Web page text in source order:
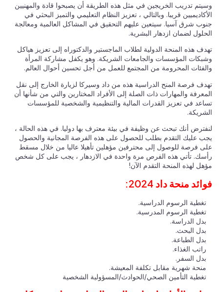
وسيتم تدريب الخريجين في مثل هذه الطريقة أن يصبحوا قادة والمهنيين
الأكاديميين قريبا. وبالتالي ، تعزيز النظام التعليمي والتميز البحثي في
جنوب شرق آسيا. سيتعين عليهم التحقيق في المشاكل العالمية ومعالجة
الحلول لضمان ازدهار البشرية.
تهدف هذه المنحة الدولية لطلاب الماجستير والدكتوراه إلى تعزيز هياكل
وشبكات المؤسسات والجامعات الشريكة. وهو يكفل مشاركة المرأة
والفئات المحرومة من المجتمع للعمل من أجل تحسين أحوال العالم.
تهدف فرصة المنح الدراسية هذه من داد وسيركا لزيارة الخارج إلى نقل
المعرفة والمهارات ذات الصلة إلى الأفراد المختارين والتي من شأنها أن
تساعد في تعزيز القدرات المالية والتنظيمية والشخصية للمؤسسات
الشريكة.
لنفترض أنك تبحث عن وظيفة في بيئة معترف بها دوليا. في هذه الحالة ،
يجب عليك التقدم بطلب للحصول على هذه الفرصة المجانية والحصول
على فرصة للوصول إلى محترفين مؤهلين تأهيلا عاليا من خلال مسقط
رأسك. تأتي هذه الفرص مرة واحدة في الازدهار ، يجب على كل شخص
مؤهل لهذه المنحة التقدم الآن!
فوائد منحة داد 2024:
تغطية الرسوم الدراسية.
تغطية الرسوم المدرسية.
بدل الدراسة.
بدل البحث.
بدل الطباعة.
راتب الغذاء.
بدل السفر.
منحة شهرية مقابل تكلفة المعيشة.
تغطية التأمين الصحي/الحوادث/المسؤولية الشخصية